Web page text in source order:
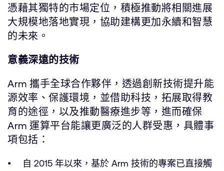
憑藉其獨特的市場定位，積極推動將相關進展
大規模地落地實現，協助建構更加永續和智慧
的未來。
意義深遠的技術
Arm 攜手全球合作夥伴，透過創新技術提升能
源效率、保護環境，並借助科技，拓展取得教
育的途徑，以及推動醫療進步等，進而確保
Arm 運算平台能讓更廣泛的人群受惠，具體事
項包括：
自 2015 年以來，基於 Arm 技術的專案已直接觸